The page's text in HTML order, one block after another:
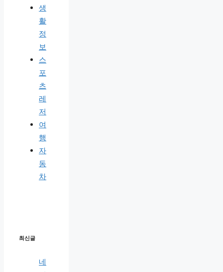
생
활
정
보
스
포
츠
레
저
여
행
자
동
차
최신글
네